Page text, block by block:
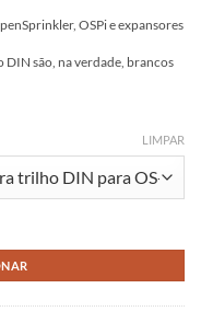
OSPi e expansores
são, na verdade, brancos
LIMPAR